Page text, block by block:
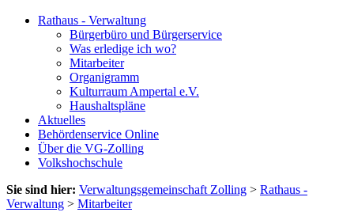
Rathaus - Verwaltung
Bürgerbüro und Bürgerservice
Was erledige ich wo?
Mitarbeiter
Organigramm
Kulturraum Ampertal e.V.
Haushaltspläne
Aktuelles
Behördenservice Online
Über die VG-Zolling
Volkshochschule
Sie sind hier: Verwaltungsgemeinschaft Zolling > Rathaus -
Verwaltung > Mitarbeiter